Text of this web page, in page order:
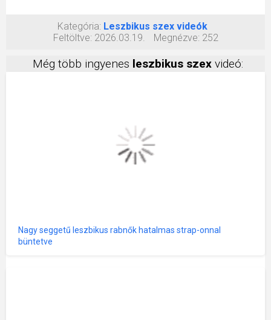
Kategória: Leszbikus szex videók
Feltöltve: 2026.03.19. Megnézve: 252
Még több ingyenes leszbikus szex videó:
Nagy seggetű leszbikus rabnők hatalmas strap-onnal
büntetve